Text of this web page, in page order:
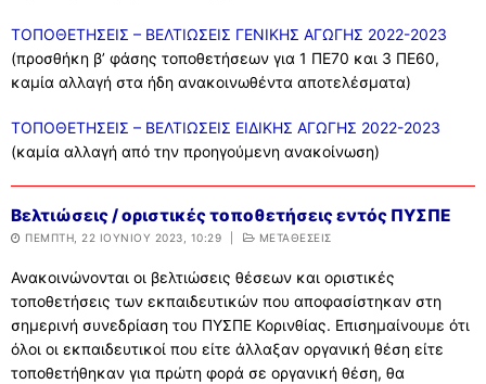
ΤΟΠΟΘΕΤΗΣΕΙΣ – ΒΕΛΤΙΩΣΕΙΣ ΓΕΝΙΚΗΣ ΑΓΩΓΗΣ 2022-2023
(προσθήκη β’ φάσης τοποθετήσεων για 1 ΠΕ70 και 3 ΠΕ60,
καμία αλλαγή στα ήδη ανακοινωθέντα αποτελέσματα)
ΤΟΠΟΘΕΤΗΣΕΙΣ – ΒΕΛΤΙΩΣΕΙΣ ΕΙΔΙΚΗΣ ΑΓΩΓΗΣ 2022-2023
(καμία αλλαγή από την προηγούμενη ανακοίνωση)
Βελτιώσεις / οριστικές τοποθετήσεις εντός ΠΥΣΠΕ
ΠΈΜΠΤΗ, 22 ΙΟΥΝΊΟΥ 2023, 10:29 ΜΕΤΑΘΕΣΕΙΣ
Ανακοινώνονται οι βελτιώσεις θέσεων και οριστικές
τοποθετήσεις των εκπαιδευτικών που αποφασίστηκαν στη
σημερινή συνεδρίαση του ΠΥΣΠΕ Κορινθίας. Επισημαίνουμε ότι
όλοι οι εκπαιδευτικοί που είτε άλλαξαν οργανική θέση είτε
τοποθετήθηκαν για πρώτη φορά σε οργανική θέση, θα